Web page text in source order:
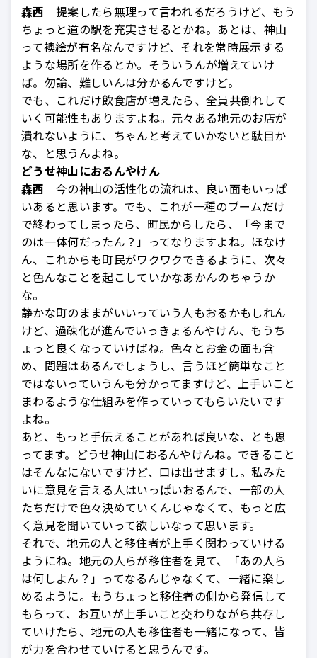
森西 提案したら無理って言われるだろうけど、もう
ちょっと道の駅を充実させるとかね。あとは、神山
って襖絵が有名なんですけど、それを常時展示する
ような場所を作るとか。そういうんが増えていけ
ば。勿論、難しいんは分かるんですけど。
でも、これだけ飲食店が増えたら、全員共倒れして
いく可能性もありますよね。元々ある地元のお店が
潰れないように、ちゃんと考えていかないと駄目か
な、と思うんよね。
どうせ神山におるんやけん
森西 今の神山の活性化の流れは、良い面もいっぱ
いあると思います。でも、これが一種のブームだけ
で終わってしまったら、町民からしたら、「今まで
のは一体何だったん？」ってなりますよね。ほなけ
ん、これからも町民がワクワクできるように、次々
と色んなことを起こしていかなあかんのちゃうか
な。
静かな町のままがいいっていう人もおるかもしれん
けど、過疎化が進んでいっきょるんやけん、もうち
ょっと良くなっていけばね。色々とお金の面も含
め、問題はあるんでしょうし、言うほど簡単なこと
ではないっていうんも分かってますけど、上手いこと
まわるような仕組みを作っていってもらいたいです
よね。
あと、もっと手伝えることがあれば良いな、とも思
ってます。どうせ神山におるんやけんね。できること
はそんなにないですけど、口は出せますし。私みた
いに意見を言える人はいっぱいおるんで、一部の人
たちだけで色々決めていくんじゃなくて、もっと広
く意見を聞いていって欲しいなって思います。
それで、地元の人と移住者が上手く関わっていける
ようにね。地元の人らが移住者を見て、「あの人ら
は何しよん？」ってなるんじゃなくて、一緒に楽し
めるように。もうちょっと移住者の側から発信して
もらって、お互いが上手いこと交わりながら共存し
ていけたら、地元の人も移住者も一緒になって、皆
が力を合わせていけると思うんです。